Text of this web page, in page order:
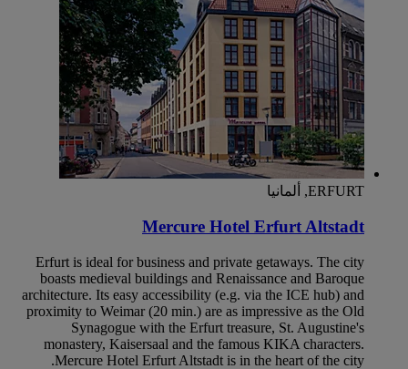
ERFURT, ألمانيا
Mercure Hotel Erfurt Altstadt
Erfurt is ideal for business and private getaways. The city
boasts medieval buildings and Renaissance and Baroque
architecture. Its easy accessibility (e.g. via the ICE hub) and
proximity to Weimar (20 min.) are as impressive as the Old
Synagogue with the Erfurt treasure, St. Augustine's
monastery, Kaisersaal and the famous KIKA characters.
Mercure Hotel Erfurt Altstadt is in the heart of the city.